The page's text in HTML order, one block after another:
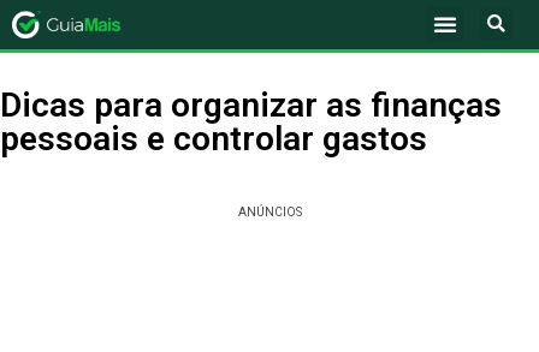
Dicas para organizar as finanças
pessoais e controlar gastos
ANÚNCIOS